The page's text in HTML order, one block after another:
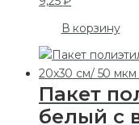
В корзину
Пакет
белый с